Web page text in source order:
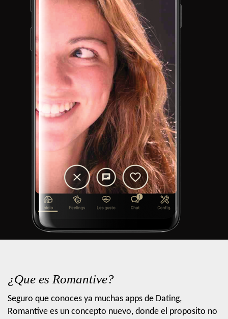
¿Que es Romantive?
Seguro que conoces ya muchas apps de Dating,
Romantive es un concepto nuevo, donde el proposito no